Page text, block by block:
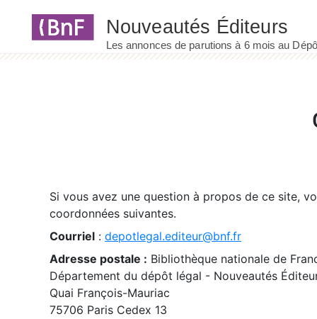
Si vous avez une question à propos de ce site,
coordonnées suivantes.
Courriel : depotlegal.editeur@bnf.fr
Adresse postale : Bibliothèque nationale de
Département du dépôt légal - Nouveautés
Quai François-Mauriac
75706 Paris Cedex 13